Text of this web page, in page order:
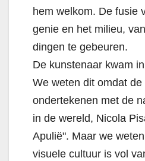
hem welkom. De fusie
genie en het milieu,
dingen te gebeuren.
De kunstenaar kwam
We weten dit omdat de
ondertekenen met de
in de wereld, Nicola
Apulië". Maar we
visuele cultuur is vol